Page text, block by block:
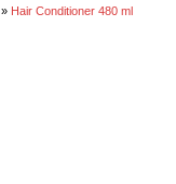
» Hair Conditioner 480 ml